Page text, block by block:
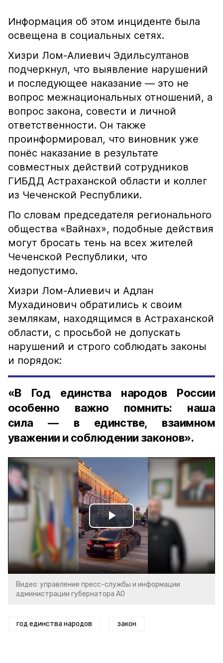
Информация об этом инциденте была
освещена в социальных сетях.
Хизри Лом-Алиевич Эдильсултанов
подчеркнул, что выявление нарушений
и последующее наказание — это не
вопрос межнациональных отношений, а
вопрос закона, совести и личной
ответственности. Он также
проинформировал, что виновник уже
понёс наказание в результате
совместных действий сотрудников
ГИБДД Астраханской области и коллег
из Чеченской Республики.
По словам председателя регионального
общества «Вайнах», подобные действия
могут бросать тень на всех жителей
Чеченской Республики, что
недопустимо.
Хизри Лом-Алиевич и Адлан
Мухадинович обратились к своим
землякам, находящимся в Астраханской
области, с просьбой не допускать
нарушений и строго соблюдать законы
и порядок:
«В Год единства народов России
особенно важно помнить: наша
сила — в единстве, взаимном
уважении и соблюдении законов».
Play
Video
Видео: управление пресс-службы и информации
администрации губернатора АО
год единства народов закон